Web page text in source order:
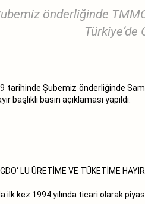
önderliğinde
Türkiye‘de
Şubemiz önderliğinde
başlıklı basın açıklaması yapıldı.
LU ÜRETİME VE TÜKETİME
ilk kez 1994 yılında ticari olarak